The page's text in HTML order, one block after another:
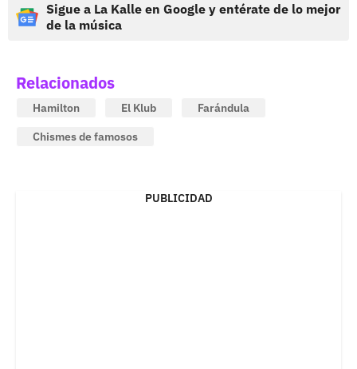
Sigue a La Kalle en Google y entérate de lo mejor
de la música
Relacionados
Hamilton El Klub
Farándula
Chismes de famosos
PUBLICIDAD